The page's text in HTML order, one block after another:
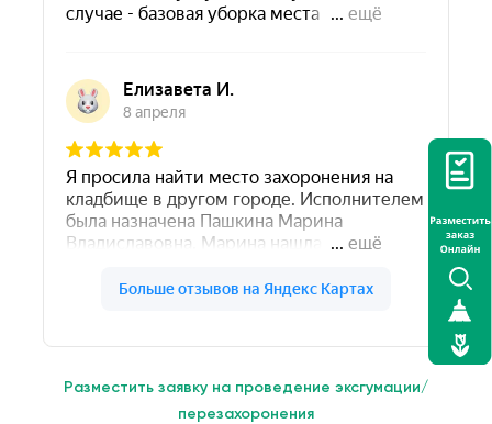
Разместить заявку на проведение эксгумации/
перезахоронения